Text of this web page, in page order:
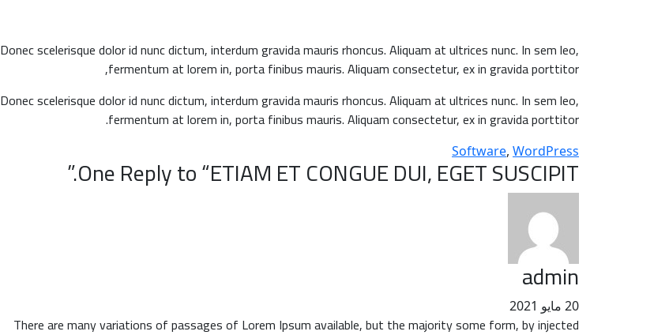
Donec scelerisque dolor id nunc dictum, interdum gravida mauris rhoncus. Aliquam at ultrices nunc. In sem leo,
fermentum at lorem in, porta finibus mauris. Aliquam consectetur, ex in gravida porttitor,
Donec scelerisque dolor id nunc dictum, interdum gravida mauris rhoncus. Aliquam at ultrices nunc. In sem leo,
fermentum at lorem in, porta finibus mauris. Aliquam consectetur, ex in gravida porttitor.
Software, WordPress
One Reply to “ETIAM ET CONGUE DUI, EGET SUSCIPIT.”
admin
20 مايو 2021
There are many variations of passages of Lorem Ipsum available, but the majority some form, by injected